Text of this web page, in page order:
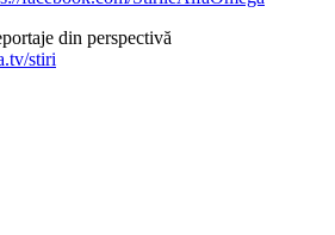
din perspectivă
stiri